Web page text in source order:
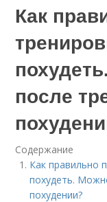
Как
после
Содержание
Как правильно
похудеть.
похудении?